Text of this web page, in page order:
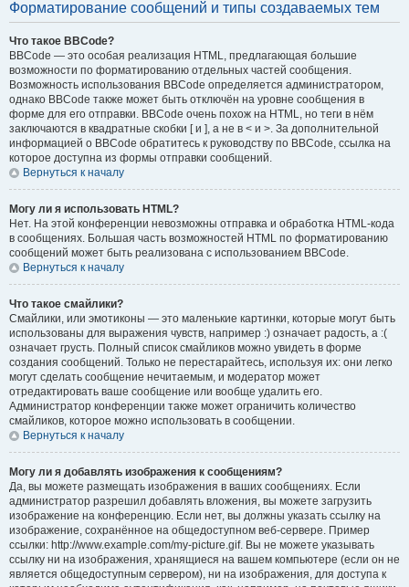
Форматирование сообщений и типы создаваемых тем
Что такое BBCode?
BBCode — это особая реализация HTML, предлагающая большие
возможности по форматированию отдельных частей сообщения.
Возможность использования BBCode определяется администратором,
однако BBCode также может быть отключён на уровне сообщения в
форме для его отправки. BBCode очень похож на HTML, но теги в нём
заключаются в квадратные скобки [ и ], а не в < и >. За дополнительной
информацией о BBCode обратитесь к руководству по BBCode, ссылка на
которое доступна из формы отправки сообщений.
Вернуться к началу
Могу ли я использовать HTML?
Нет. На этой конференции невозможны отправка и обработка HTML-кода
в сообщениях. Большая часть возможностей HTML по форматированию
сообщений может быть реализована с использованием BBCode.
Вернуться к началу
Что такое смайлики?
Смайлики, или эмотиконы — это маленькие картинки, которые могут быть
использованы для выражения чувств, например :) означает радость, а :(
означает грусть. Полный список смайликов можно увидеть в форме
создания сообщений. Только не перестарайтесь, используя их: они легко
могут сделать сообщение нечитаемым, и модератор может
отредактировать ваше сообщение или вообще удалить его.
Администратор конференции также может ограничить количество
смайликов, которое можно использовать в сообщении.
Вернуться к началу
Могу ли я добавлять изображения к сообщениям?
Да, вы можете размещать изображения в ваших сообщениях. Если
администратор разрешил добавлять вложения, вы можете загрузить
изображение на конференцию. Если нет, вы должны указать ссылку на
изображение, сохранённое на общедоступном веб-сервере. Пример
ссылки: http://www.example.com/my-picture.gif. Вы не можете указывать
ссылку ни на изображения, хранящиеся на вашем компьютере (если он не
является общедоступным сервером), ни на изображения, для доступа к